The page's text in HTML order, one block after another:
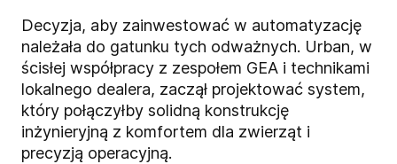
Decyzja, aby zainwestować w automatyzację
należała do gatunku tych odważnych. Urban, w
ścisłej współpracy z zespołem GEA i technikami
lokalnego dealera, zaczął projektować system,
który połączyłby solidną konstrukcję
inżynieryjną z komfortem dla zwierząt i
precyzją operacyjną.